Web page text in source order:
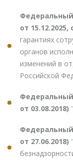
Федеральный
от 15.12.2025,
гарантиях
органов
изменений в
Российской
Федеральный
от 03.08.2018)
Федеральный
от 27.06.2018)